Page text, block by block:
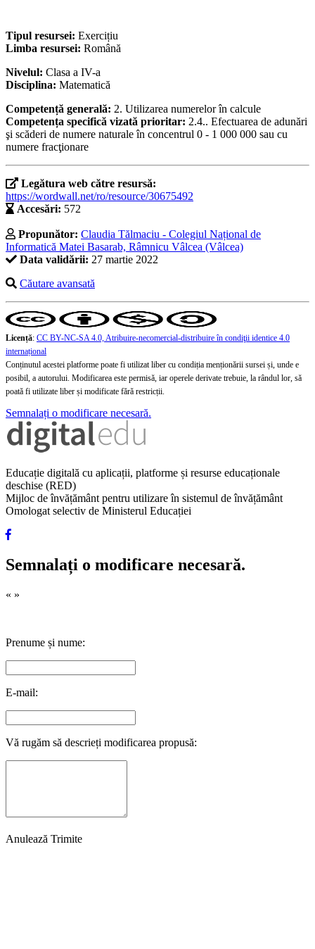
Tipul resursei: Exercițiu
Limba resursei: Română
Nivelul: Clasa a IV-a
Disciplina: Matematică
Competență generală: 2. Utilizarea numerelor în calcule
Competența specifică vizată prioritar: 2.4.. Efectuarea de adunări
şi scăderi de numere naturale în concentrul 0 - 1 000 000 sau cu
numere fracţionare
Legătura web către resursă:
https://wordwall.net/ro/resource/30675492
Accesări: 572
Propunător: Claudia Tălmaciu - Colegiul Național de
Informatică Matei Basarab, Râmnicu Vâlcea (Vâlcea)
Data validării: 27 martie 2022
Căutare avansată
Licență: CC BY-NC-SA 4.0, Atribuire-necomercial-distribuire în condiţii identice 4.0
internațional
Conținutul acestei platforme poate fi utilizat liber cu condiția menționării sursei și, unde e
posibil, a autorului. Modificarea este permisă, iar operele derivate trebuie, la rândul lor, să
poată fi utilizate liber și modificate fără restricții.
Semnalați o modificare necesară.
Educație digitală cu aplicații, platforme și resurse educaționale
deschise (RED)
Mijloc de învățământ pentru utilizare în sistemul de învățământ
Omologat selectiv de Ministerul Educației
Semnalați o modificare necesară.
« »
Prenume și nume:
E-mail:
Vă rugăm să descrieți modificarea propusă:
Anulează Trimite